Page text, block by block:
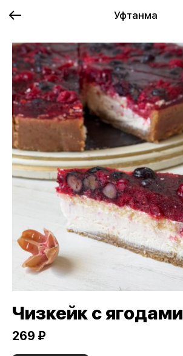
Уфтанма
Чизкейк с ягодами
269 ₽